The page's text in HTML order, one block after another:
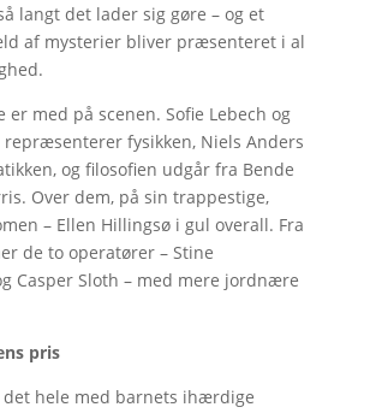
langt det lader sig gøre – og et
af mysterier bliver præsenteret i al
er med på scenen. Sofie Lebech og
repræsenterer fysikken, Niels Anders
og filosofien udgår fra Bende
Over dem, på sin trappestige,
– Ellen Hillingsø i gul overall. Fra
de to operatører – Stine
Casper Sloth – med mere jordnære
pris
det hele med barnets ihærdige